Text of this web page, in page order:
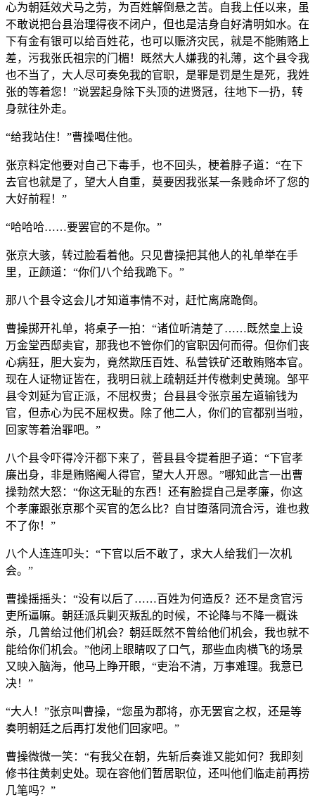
心为朝廷效犬马之劳，为百姓解倒悬之苦。自我上任以来，虽
不敢说把台县治理得夜不闭户，但也是洁身自好清明如水。在
下有金有银可以给百姓花，也可以赈济灾民，就是不能贿赂上
差，污我张氏祖宗的门楣！既然大人嫌我的礼薄，这个县令我
也不当了，大人尽可奏免我的官职，是罪是罚是生是死，我姓
张的等着您！”说罢起身除下头顶的进贤冠，往地下一扔，转
身就往外走。
“给我站住！”曹操喝住他。
张京料定他要对自己下毒手，也不回头，梗着脖子道：“在下
去官也就是了，望大人自重，莫要因我张某一条贱命坏了您的
大好前程！”
“哈哈哈……要罢官的不是你。”
张京大骇，转过脸看着他。只见曹操把其他人的礼单举在手
里，正颜道：“你们八个给我跪下。”
那八个县令这会儿才知道事情不对，赶忙离席跪倒。
曹操掷开礼单，将桌子一拍：“诸位听清楚了……既然皇上设
万金堂西邸卖官，那我也不管你们的官职因何而得。但你们丧
心病狂，胆大妄为，竟然欺压百姓、私营铁矿还敢贿赂本官。
现在人证物证皆在，我明日就上疏朝廷并传檄刺史黄琬。邹平
县令刘延为官正派，不屈权贵；台县县令张京虽左道输钱为
官，但赤心为民不屈权贵。除了他二人，你们的官都别当啦，
回家等着治罪吧。”
八个县令吓得冷汗都下来了，菅县县令提着胆子道：“下官孝
廉出身，非是贿赂阉人得官，望大人开恩。”哪知此言一出曹
操勃然大怒：“你这无耻的东西！还有脸提自己是孝廉，你这
个孝廉跟张京那个买官的怎么比？自甘堕落同流合污，谁也救
不了你！”
八个人连连叩头：“下官以后不敢了，求大人给我们一次机
会。”
曹操摇摇头：“没有以后了……百姓为何造反？还不是贪官污
吏所逼嘛。朝廷派兵剿灭叛乱的时候，不论降与不降一概诛
杀，几曾给过他们机会？朝廷既然不曾给他们机会，我也就不
能给你们机会。”他闭上眼睛叹了口气，那些血肉横飞的场景
又映入脑海，他马上睁开眼，“吏治不清，万事难理。我意已
决！”
“大人！”张京叫曹操，“您虽为郡将，亦无罢官之权，还是等
奏明朝廷之后再打发他们回家吧。”
曹操微微一笑：“有我父在朝，先斩后奏谁又能如何？我即刻
修书往黄刺史处。现在容他们暂居职位，还叫他们临走前再捞
几笔吗？”